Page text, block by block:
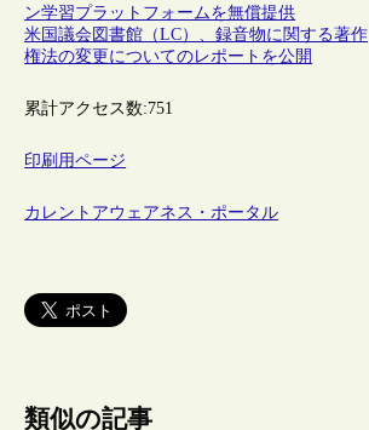
ン学習プラットフォームを無償提供
米国議会図書館（LC）、録音物に関する著作
権法の変更についてのレポートを公開
累計アクセス数:751
印刷用ページ
カレントアウェアネス・ポータル
類似の記事